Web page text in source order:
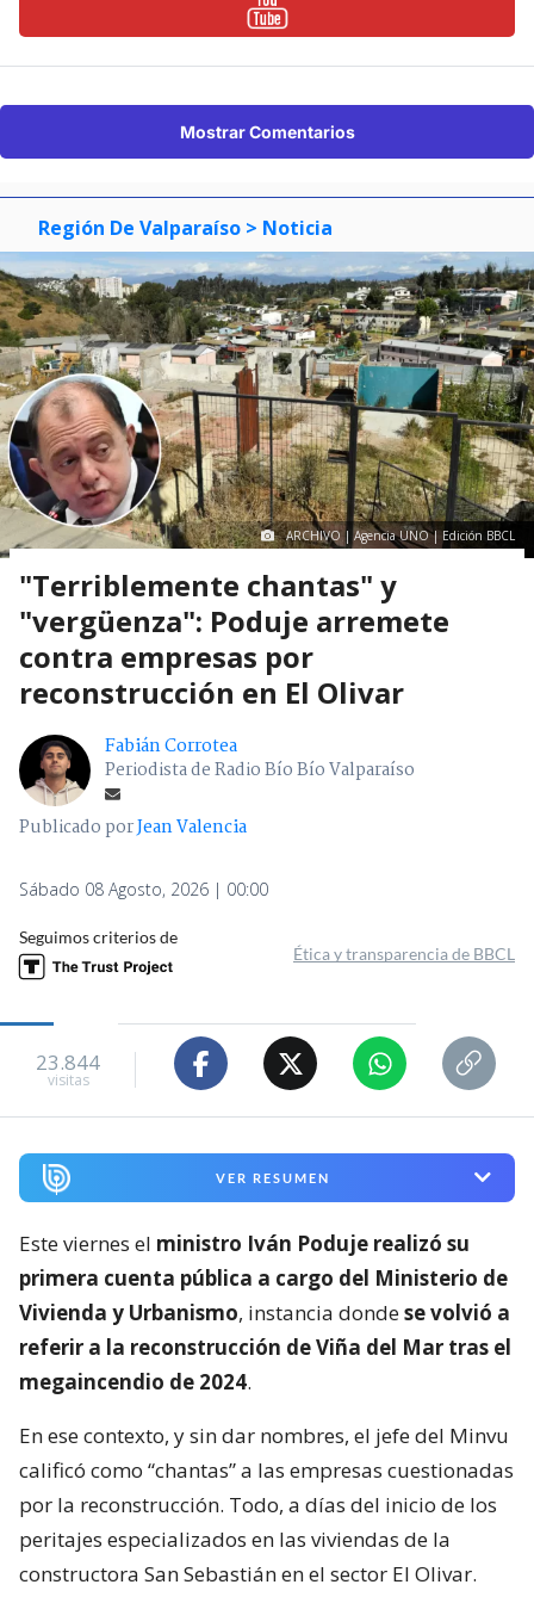
Mostrar Comentarios
Región De Valparaíso > Noticia
ARCHIVO | Agencia UNO | Edición BBCL
"Terriblemente chantas" y
"vergüenza": Poduje arremete
contra empresas por
reconstrucción en El Olivar
Fabián Corrotea
Periodista de Radio Bío Bío Valparaíso
Publicado porJean Valencia
Sábado 08 Agosto, 2026 | 00:00
Seguimos criterios de
Ética y transparencia de BBCL
23.844
visitas
VER RESUMEN
Este viernes el ministro Iván Poduje realizó su
primera cuenta pública a cargo del Ministerio de
Vivienda y Urbanismo, instancia dondese volvió a
referir a la reconstrucción de Viña del Mar tras el
megaincendio de 2024.
En ese contexto, y sin dar nombres, el jefe del Minvu
calificó como “chantas” a las empresas cuestionadas
por la reconstrucción. Todo, a días del inicio de los
peritajes especializados en las viviendas de la
constructora San Sebastián en el sector El Olivar.